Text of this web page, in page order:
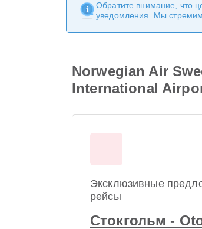
Обратите внимание, что
уведомления. Мы
Norwegian Air
International
Эксклюзивные
рейсы
Стокгольм -